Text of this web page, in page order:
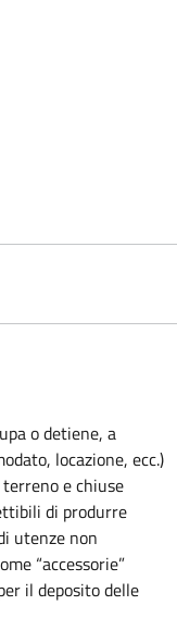
o detiene, a
locazione, ecc.)
e chiuse
di produrre
utenze non
“accessorie”
il deposito delle